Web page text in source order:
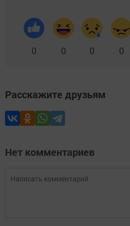
0 0 0 0
Расскажите друзьям
Нет комментариев